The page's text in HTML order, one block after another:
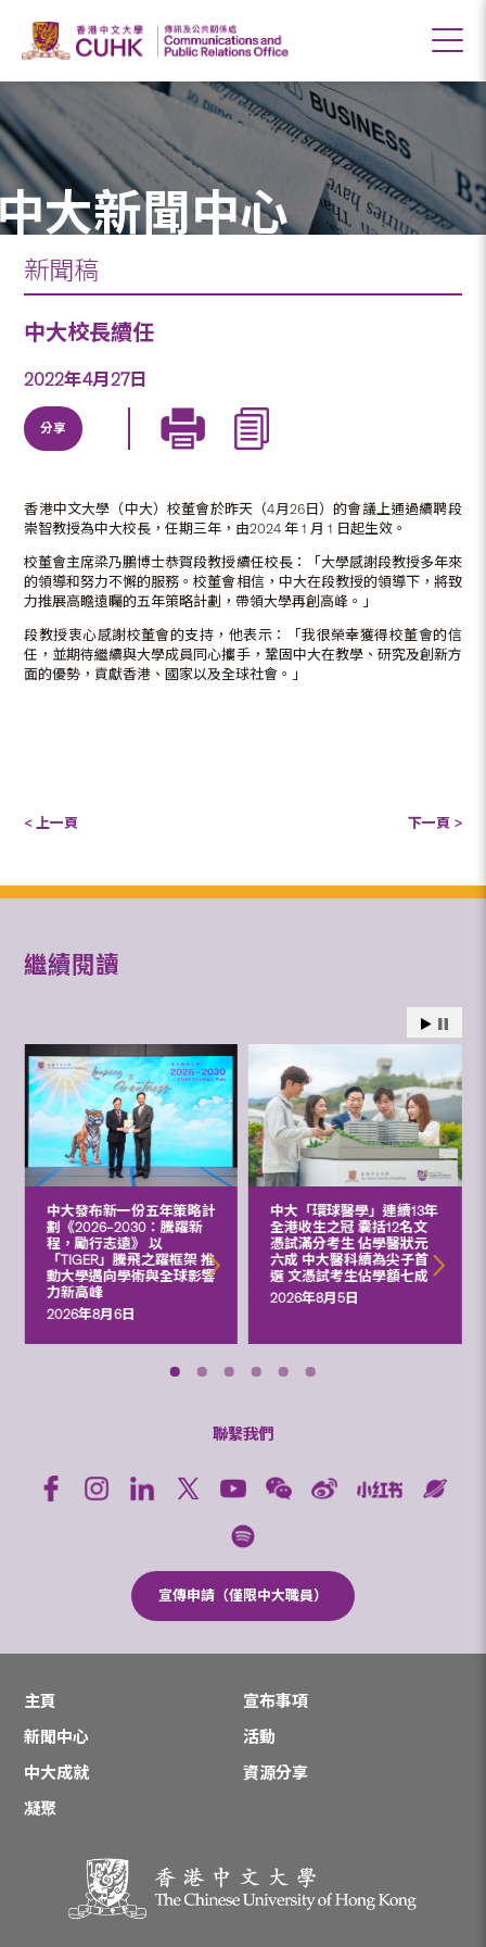
大新聞中心
新聞稿
中大校長續任
2022年4月27日
分享
香港中文大學（中大）校董會於昨天（4月26日）的會議上通過續聘段
崇智教授為中大校長，任期三年，由2024 年 1 月 1 日起生效。
校董會主席梁乃鵬博士恭賀段教授續任校長：「大學感謝段教授多年來
的領導和努力不懈的服務。校董會相信，中大在段教授的領導下，將致
力推展高瞻遠矚的五年策略計劃，帶領大學再創高峰。」
段教授衷心感謝校董會的支持，他表示：「我很榮幸獲得校董會的信
任，並期待繼續與大學成員同心攜手，鞏固中大在教學、研究及創新方
面的優勢，貢獻香港、國家以及全球社會。」
< 上一頁 下一頁 >
繼續閱讀
中大發布新一份五年策略計
劃《2026‒2030：騰躍新
程，勵行志遠》 以
「TIGER」騰飛之躍框架 推
動大學邁向學術與全球影響
力新高峰
2026年8月6日
中大「環球醫學」連續13年
全港收生之冠 囊括12名文
憑試滿分考生 佔學醫狀元
六成 中大醫科續為尖子首
選 文憑試考生佔學額七成
2026年8月5日
聯繫我們
宣傳申請（僅限中大職員）
主頁
宣布事項
新聞中心
活動
中大成就
資源分享
凝聚